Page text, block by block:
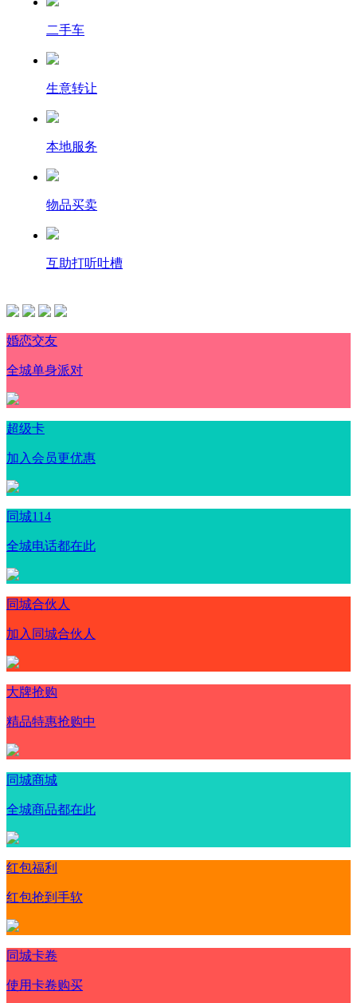
二手车
生意转让
本地服务
物品买卖
互助打听吐槽
婚恋交友
全城单身派对
超级卡
加入会员更优惠
同城114
全城电话都在此
同城合伙人
加入同城合伙人
大牌抢购
精品特惠抢购中
同城商城
全城商品都在此
红包福利
红包抢到手软
同城卡卷
使用卡卷购买